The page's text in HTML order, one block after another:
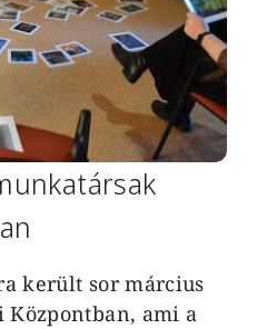
került sor március
Központban, ami a